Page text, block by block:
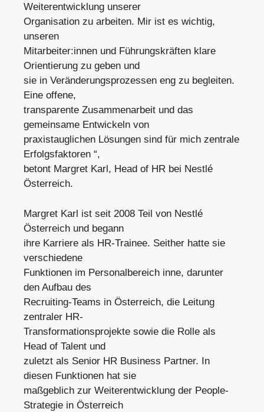
Weiterentwicklung unserer
Organisation zu arbeiten. Mir ist es wichtig,
unseren
Mitarbeiter:innen und Führungskräften klare
Orientierung zu geben und
sie in Veränderungsprozessen eng zu begleiten.
Eine offene,
transparente Zusammenarbeit und das
gemeinsame Entwickeln von
praxistauglichen Lösungen sind für mich zentrale
Erfolgsfaktoren “,
betont Margret Karl, Head of HR bei Nestlé
Österreich.
Margret Karl ist seit 2008 Teil von Nestlé
Österreich und begann
ihre Karriere als HR-Trainee. Seither hatte sie
verschiedene
Funktionen im Personalbereich inne, darunter
den Aufbau des
Recruiting-Teams in Österreich, die Leitung
zentraler HR-
Transformationsprojekte sowie die Rolle als
Head of Talent und
zuletzt als Senior HR Business Partner. In
diesen Funktionen hat sie
maßgeblich zur Weiterentwicklung der People-
Strategie in Österreich